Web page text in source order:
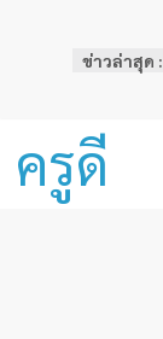
ข่าวล่าสุด :
ครูดี